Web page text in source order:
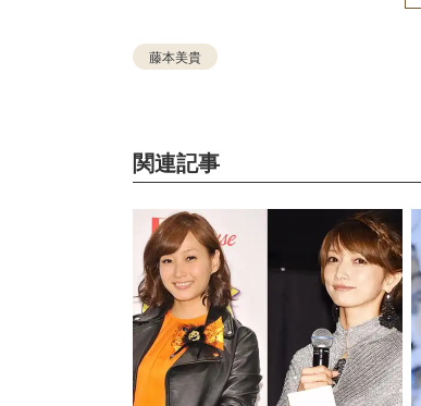
藤本美貴
関連記事